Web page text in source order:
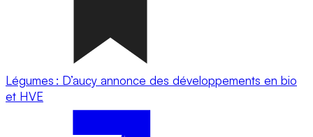
Légumes : D’aucy annonce des développements en bio
et HVE